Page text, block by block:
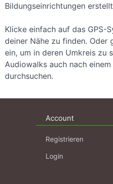
Bildungseinrichtungen
Klicke einfach auf das GPS-
deiner Nähe zu finden. Oder
ein, um in deren Umkreis zu
Audiowalks auch nach
durchsuchen.
Account
Registrieren
Login